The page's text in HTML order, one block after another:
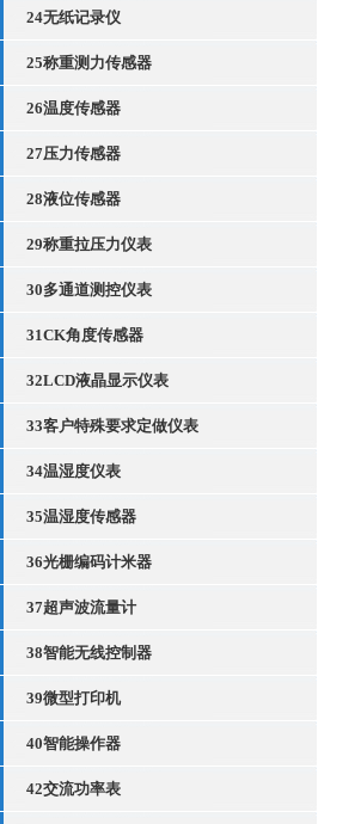
24无纸记录仪
25称重测力传感器
26温度传感器
27压力传感器
28液位传感器
29称重拉压力仪表
30多通道测控仪表
31CK角度传感器
32LCD液晶显示仪表
33客户特殊要求定做仪表
34温湿度仪表
35温湿度传感器
36光栅编码计米器
37超声波流量计
38智能无线控制器
39微型打印机
40智能操作器
42交流功率表